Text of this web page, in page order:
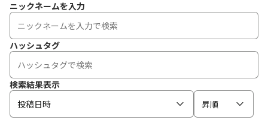
ニックネームを入力
ハッシュタグ
検索結果表示
投稿日時
昇順